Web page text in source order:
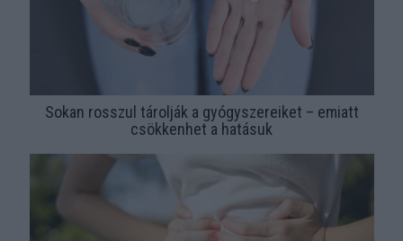
Sokan rosszul tárolják a gyógyszereiket – emiatt
csökkenhet a hatásuk